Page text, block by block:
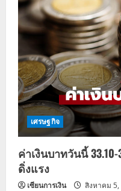
i
g
a
t
i
o
n
เศรษฐกิจ
ค่าเงินบาทวันนี้
ดิ่งแรง
เซียนการเงิน สิงหาคม 5,